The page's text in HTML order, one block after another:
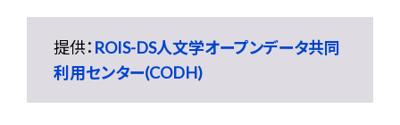
提供： ROIS-DS人文学オープンデータ共同
利用センター(CODH)